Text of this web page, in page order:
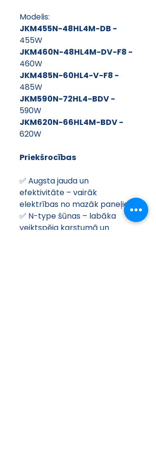
Modelis:
JKM455N-48HL4M-DB -
455W
JKM460N-48HL4M-DV-F8 -
460W
JKM485N-60HL4-V-F8 -
485W
JKM590N-72HL4-BDV -
590W
JKM620N-66HL4M-BDV -
620W
Priekšrocības
✅ Augsta jauda un
efektivitāte – vairāk
elektrības no mazāk paneļiem
✅ N-type šūnas – labāka
veiktspēja karstumā un